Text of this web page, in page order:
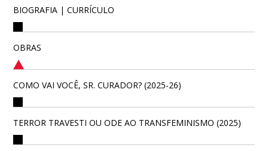
BIOGRAFIA | CURRÍCULO
OBRAS
COMO VAI VOCÊ, SR. CURADOR? (2025-26)
TERROR TRAVESTI OU ODE AO TRANSFEMINISMO (2025)